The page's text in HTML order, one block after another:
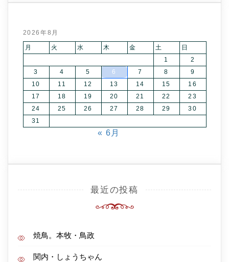
2026年8月
月 火 水 木 金 土
日
1
2
3
4 5 6 7 8
9
10
11 12 13 14 15
16
17
18 19 20 21 22
23
24
25 26 27 28 29
30
31
« 6月
最近の投稿
焼鳥。本牧・鳥政
関内・しょうちゃん